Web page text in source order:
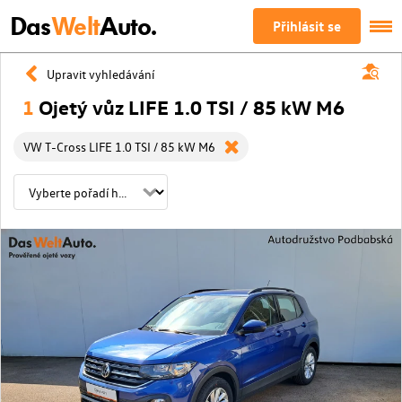
DasWeltAuto. Přihlásit se
Upravit vyhledávání
1 Ojetý vůz LIFE 1.0 TSI / 85 kW M6
VW T-Cross LIFE 1.0 TSI / 85 kW M6